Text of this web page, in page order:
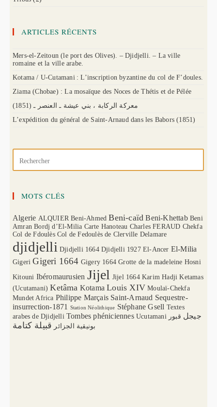
ARTICLES RÉCENTS
Mers-el-Zeitoun (le port des Olives). – Djidjelli. – La ville
romaine et la ville arabe.
Kotama / U-Cutamani : L’inscription byzantine du col de F’doules.
Ziama (Chobae) : La mosaïque des Noces de Thétis et de Pélée
(1851) معركة الركابة ، بني عيشة ـ العنصر ـ
L’expédition du général de Saint-Arnaud dans les Babors (1851)
MOTS CLÉS
Algerie ALQUIER Beni-Ahmed Beni-caïd Beni-Khettab Beni
Amran Bordj d’El-Milia Carte Hanoteau Charles FERAUD Chekfa
Col de Fdoulès Col de Fedoulès de Clerville Delamare
djidjelli Djidjelli 1664 Djidjelli 1927 El-Ancer El-Milia
Gigeri Gigeri 1664 Gigery 1664 Grotte de la madeleine Hosni
Kitouni Ibéromaurusien Jijel Jijel 1664 Karim Hadji Ketamas
(Ucutamani) Ketâma Kotama Louis XIV Moulaï-Chekfa
Mundet Africa Philippe Marçais Saint-Arnaud Sequestre-
insurrection-1871
Station Néolithique Stéphane Gsell Textes
arabes de Djidjelli Tombes phéniciennes Ucutamani جيجل قبور
بونيقية الجزائر قبيلة كتامة